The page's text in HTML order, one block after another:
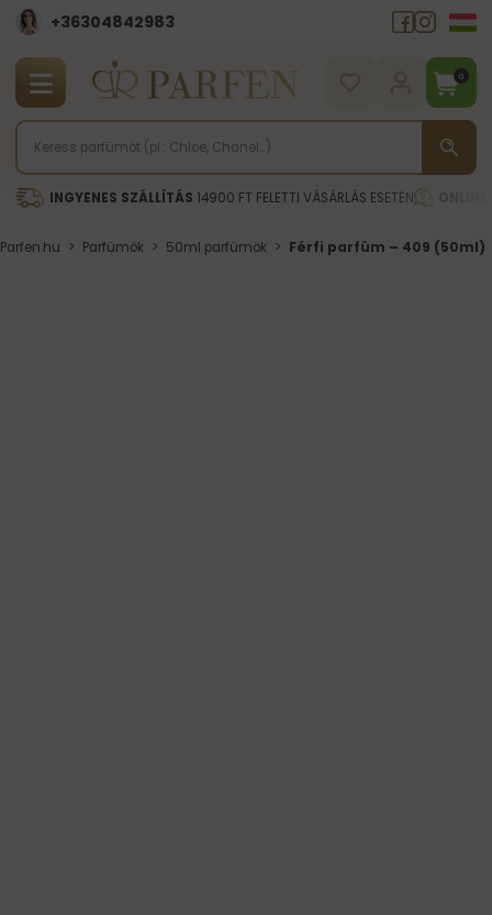
+36304842983
0
INGYENES SZÁLLÍTÁS 14900 FT FELETTI VÁSÁRLÁS ESETÉN
Parfen.hu > Parfümök > 50ml parfümök > Férfi parfüm – 409 (50ml)